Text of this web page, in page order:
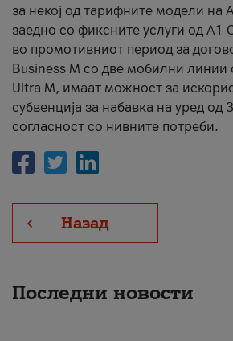
за некој од тарифните модели на
заедно со фиксните услуги од A1
во промотивниот период за
Business M со две мобилни линии
Ultra M, имаат можност за
субвенција за набавка на уред од
согласност со нивните потреби.
Назад
Последни новости